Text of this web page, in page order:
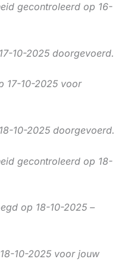
gecontroleerd op 16-
10-2025 doorgevoerd.
17-10-2025 voor
10-2025 doorgevoerd.
gecontroleerd op 18-
op 18-10-2025 –
10-2025 voor jouw